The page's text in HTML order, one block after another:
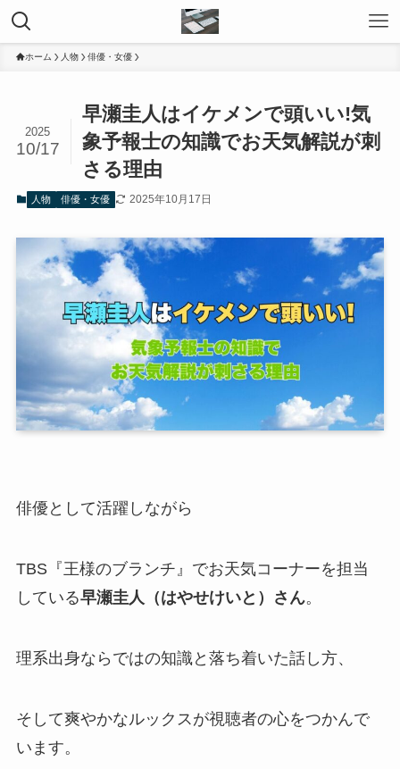
ホーム 人物 俳優・女優
早瀬圭人はイケメンで頭いい!気
象予報士の知識でお天気解説が刺
さる理由
2025
10/17
人物 俳優・女優 2025年10月17日
俳優として活躍しながら
TBS『王様のブランチ』でお天気コーナーを担当
している早瀬圭人（はやせけいと）さん。
理系出身ならではの知識と落ち着いた話し方、
そして爽やかなルックスが視聴者の心をつかんで
います。